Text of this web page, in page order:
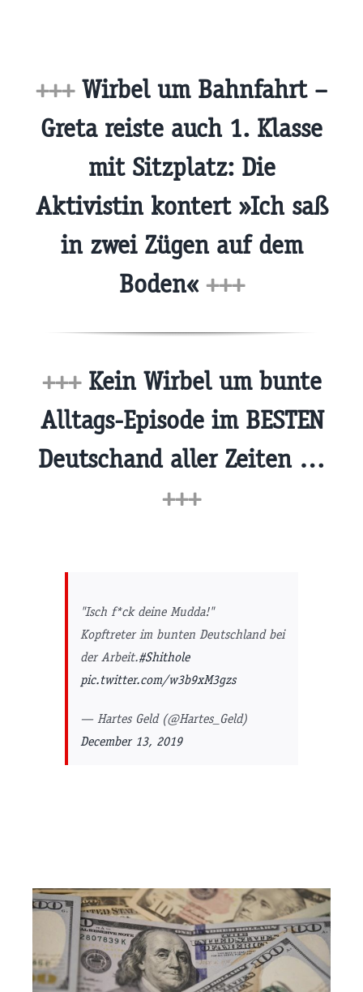
+++Wirbel um Bahnfahrt –
Greta reiste auch 1. Klasse
mit Sitzplatz: Die
Aktivistin kontert »Ich saß
in zwei Zügen auf dem
Boden« +++
+++Kein Wirbel um bunte
Alltags-Episode im BESTEN
Deutschand aller Zeiten …
+++
"Isch f*ck deine Mudda!"
Kopftreter im bunten Deutschland bei
der Arbeit.#Shithole
pic.twitter.com/w3b9xM3gzs
— Hartes Geld (@Hartes_Geld)
December 13, 2019